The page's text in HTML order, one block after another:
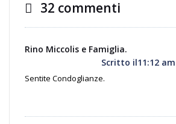
32 commenti
Rino Miccolis e Famiglia.
Scritto il11:12
Sentite Condoglianze.